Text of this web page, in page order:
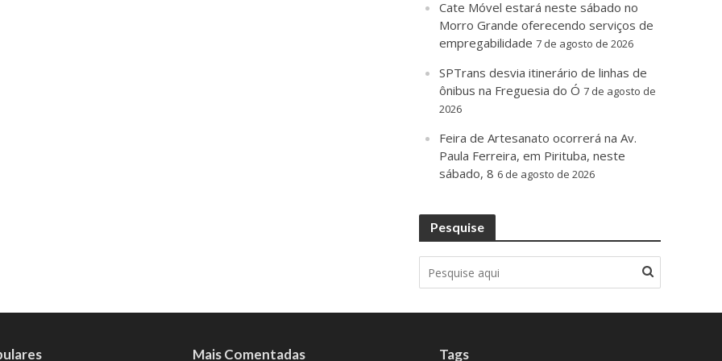
Cate Móvel estará neste sábado no
Morro Grande oferecendo serviços de
empregabilidade 7 de agosto de 2026
SPTrans desvia itinerário de linhas de
ônibus na Freguesia do Ó 7 de agosto de
2026
Feira de Artesanato ocorrerá na Av.
Paula Ferreira, em Pirituba, neste
sábado, 8 6 de agosto de 2026
Pesquise
Mais Comentadas Tags